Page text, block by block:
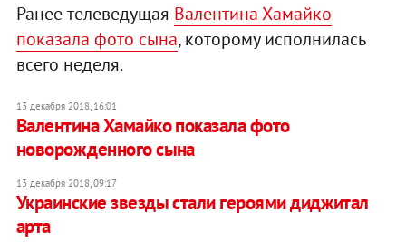
Ранее телеведущая Валентина Хамайко
показала фото сына, которому исполнилась
всего неделя.
13 декабря 2018, 16:01
Валентина Хамайко показала фото
новорожденного сына
13 декабря 2018, 09:17
Украинские звезды стали героями диджитал
арта